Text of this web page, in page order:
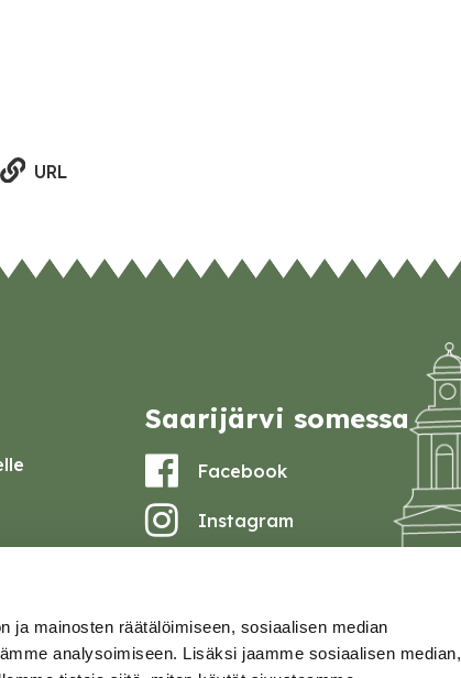
ja mainosten räätälöimiseen, sosiaalisen median
analysoimiseen. Lisäksi jaamme sosiaalisen median,
URL
Saarijärvi somessa
Facebook
Instagram